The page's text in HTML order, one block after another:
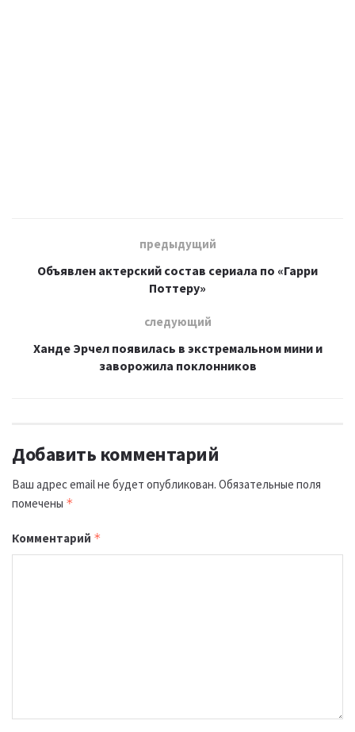
предыдущий
Объявлен актерский состав сериала по «Гарри
Поттеру»
следующий
Ханде Эрчел появилась в экстремальном мини и
заворожила поклонников
Добавить комментарий
Ваш адрес email не будет опубликован. Обязательные поля
помечены *
Комментарий *